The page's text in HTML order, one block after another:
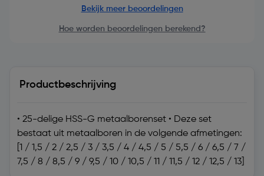
Bekijk meer beoordelingen
Hoe worden beoordelingen berekend?
Productbeschrijving
• 25-delige HSS-G metaalborenset • Deze set
bestaat uit metaalboren in de volgende afmetingen:
[1 / 1,5 / 2 / 2,5 / 3 / 3,5 / 4 / 4,5 / 5 / 5,5 / 6 / 6,5 / 7 /
7,5 / 8 / 8,5 / 9 / 9,5 / 10 / 10,5 / 11 / 11,5 / 12 / 12,5 / 13]